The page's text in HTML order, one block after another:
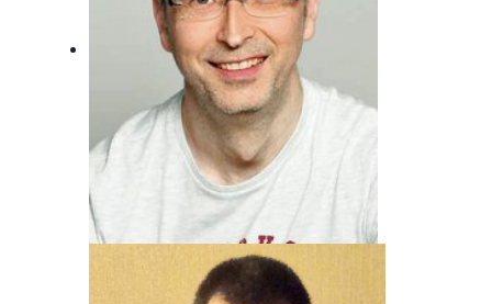
Andreas von Juterzenka
Unser Mann für Deutsche Musik und